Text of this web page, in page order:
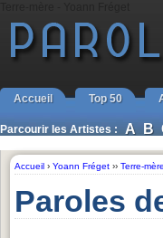
Accueil Top 50
Parcourir les Artistes : A B
Accueil › Yoann Fréget ›› Terre-mère
Paroles